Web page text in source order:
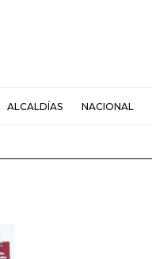
ALCALDÍAS NACIONAL